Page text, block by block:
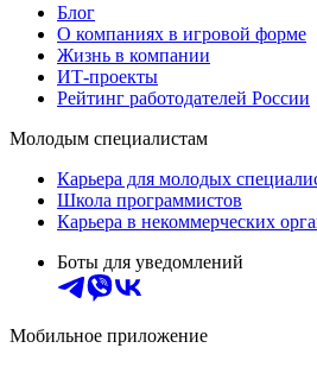
Блог
О компаниях в игровой форме
Жизнь в компании
ИТ-проекты
Рейтинг работодателей России
Молодым специалистам
Карьера для молодых
Школа программистов
Карьера в некоммерческих
Боты для уведомлений
Мобильное приложение